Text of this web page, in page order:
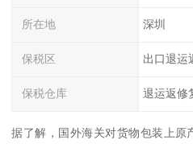
所在地 深圳
保税区 出口退运
保税仓库 退运返修
据了解，国外海关对货物包装上原